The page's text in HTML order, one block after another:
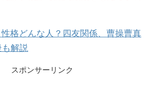
格どんな人？四友関係、曹操曹真
解説
スポンサーリンク